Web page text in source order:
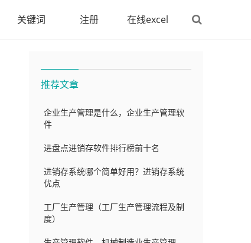
关键词 注册 在线excel
推荐文章
企业生产管理是什么，企业生产管理软
件
进盘点进销存软件排行榜前十名
进销存系统哪个简单好用？进销存系统
优点
工厂生产管理（工厂生产管理流程及制
度）